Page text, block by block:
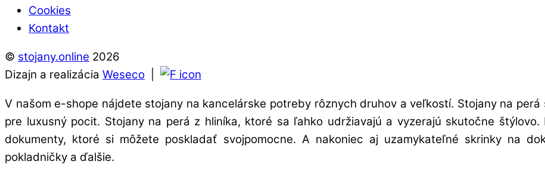
Cookies
Kontakt
© stojany.online 2026
Dizajn a realizácia Weseco
V našom e-shope nájdete stojany na kancelárske potreby rôznych druhov a veľkostí. Stojany na
pre luxusný pocit. Stojany na perá z hliníka, ktoré sa ľahko udržiavajú a vyzerajú skutočne
dokumenty, ktoré si môžete poskladať svojpomocne. A nakoniec aj uzamykateľné skrinky na
pokladničky a ďalšie.